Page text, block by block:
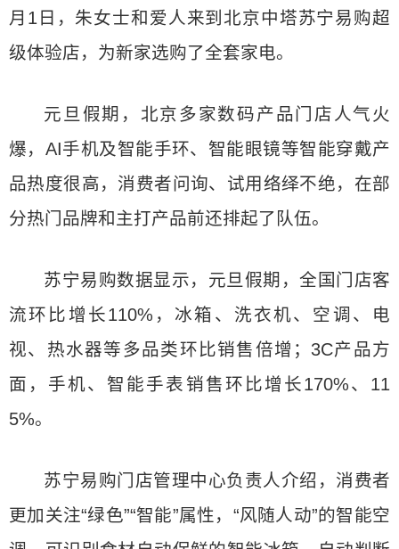
月1日，朱女士和爱人来到北京中塔苏宁易购超
级体验店，为新家选购了全套家电。
元旦假期，北京多家数码产品门店人气火
爆，AI手机及智能手环、智能眼镜等智能穿戴产
品热度很高，消费者问询、试用络绎不绝，在部
分热门品牌和主打产品前还排起了队伍。
苏宁易购数据显示，元旦假期，全国门店客
流环比增长110%，冰箱、洗衣机、空调、电
视、热水器等多品类环比销售倍增；3C产品方
面，手机、智能手表销售环比增长170%、11
5%。
苏宁易购门店管理中心负责人介绍，消费者
更加关注“绿色”“智能”属性，“风随人动”的智能空